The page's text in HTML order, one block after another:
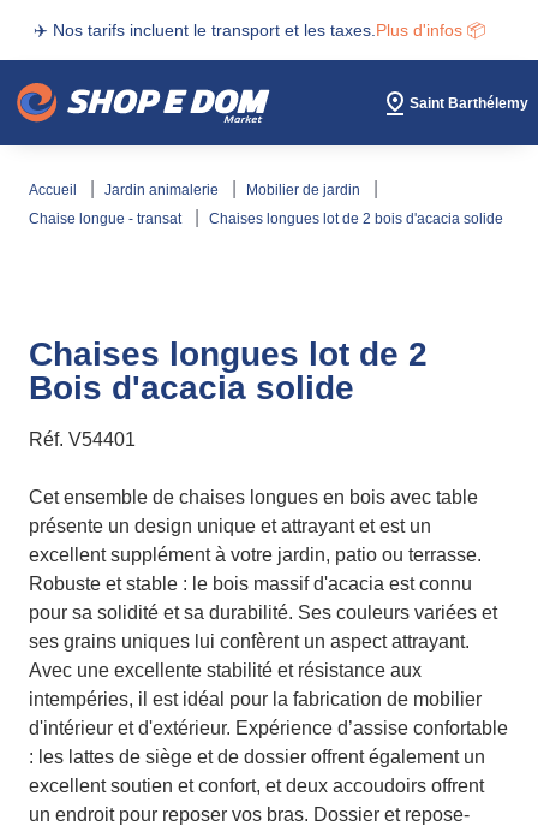
✈️ Nos tarifs incluent le transport et les taxes. Plus d'infos 📦
Saint Barthélemy
accueil jardin animalerie
mobilier de jardin
chaise longue - transat
chaises longues lot de 2 bois d'acacia solide
Chaises longues lot de 2
Bois d'acacia solide
Réf. V54401
Cet ensemble de chaises longues en bois avec table
présente un design unique et attrayant et est un
excellent supplément à votre jardin, patio ou terrasse.
Robuste et stable : le bois massif d'acacia est connu
pour sa solidité et sa durabilité. Ses couleurs variées et
ses grains uniques lui confèrent un aspect attrayant.
Avec une excellente stabilité et résistance aux
intempéries, il est idéal pour la fabrication de mobilier
d'intérieur et d'extérieur. Expérience d’assise confortable
: les lattes de siège et de dossier offrent également un
excellent soutien et confort, et deux accoudoirs offrent
un endroit pour reposer vos bras. Dossier et repose-